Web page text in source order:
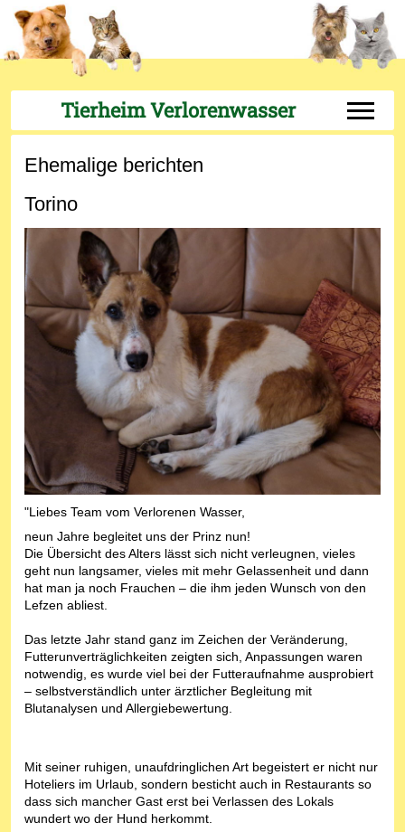
Tierheim Verlorenwasser Off-
Ehemalige berichten
Torino
"Liebes Team vom Verlorenen Wasser,
neun Jahre begleitet uns der Prinz nun!
Die Übersicht des Alters lässt sich nicht verleugnen, vieles
geht nun langsamer, vieles mit mehr Gelassenheit und dann
hat man ja noch Frauchen – die ihm jeden Wunsch von den
Lefzen abliest.
Das letzte Jahr stand ganz im Zeichen der Veränderung,
Futterunverträglichkeiten zeigten sich, Anpassungen waren
notwendig, es wurde viel bei der Futteraufnahme ausprobiert
– selbstverständlich unter ärztlicher Begleitung mit
Blutanalysen und Allergiebewertung.
Mit seiner ruhigen, unaufdringlichen Art begeistert er nicht nur
Hoteliers im Urlaub, sondern besticht auch in Restaurants so
dass sich mancher Gast erst bei Verlassen des Lokals
wundert wo der Hund herkommt.